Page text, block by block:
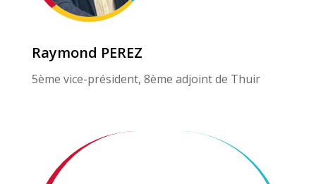
Raymond PEREZ
5ème vice-président, 8ème adjoint de Thuir